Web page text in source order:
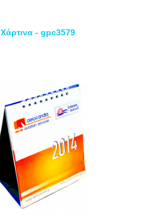
Χάρτινα - gpc3579